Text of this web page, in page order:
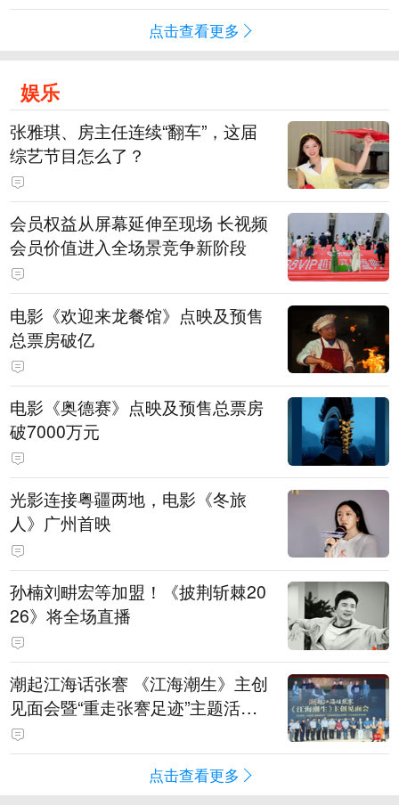
点击查看更多
娱乐
张雅琪、房主任连续“翻车”，这届
综艺节目怎么了？
会员权益从屏幕延伸至现场 长视频
会员价值进入全场景竞争新阶段
电影《欢迎来龙餐馆》点映及预售
总票房破亿
电影《奥德赛》点映及预售总票房
破7000万元
光影连接粤疆两地，电影《冬旅
人》广州首映
孙楠刘畊宏等加盟！《披荆斩棘20
26》将全场直播
潮起江海话张謇 《江海潮生》主创
见面会暨“重走张謇足迹”主题活动
在南通举办
点击查看更多